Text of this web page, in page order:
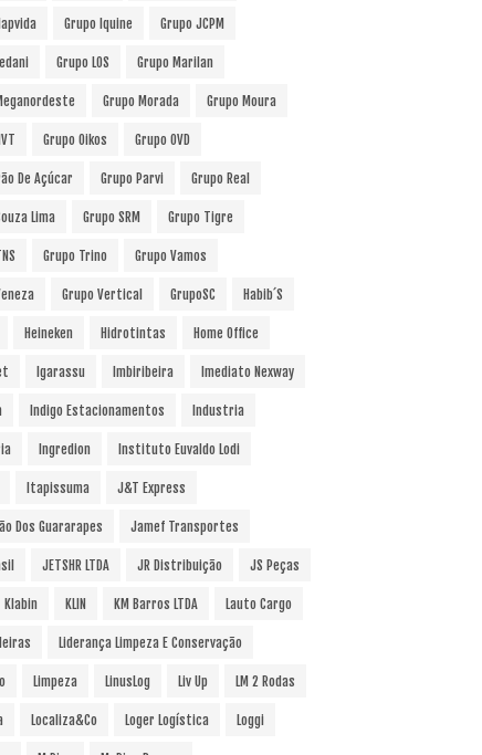
Grupo Iquine Grupo JCPM
Grupo LOS Grupo Marilan
Grupo Morada Grupo Moura
Grupo Oikos Grupo OVD
De Açúcar Grupo Parvi Grupo Real
Lima Grupo SRM Grupo Tigre
Grupo Trino Grupo Vamos
Grupo Vertical GrupoSC Habib´s
Heineken Hidrotintas Home Office
Igarassu Imbiribeira Imediato Nexway
Indigo Estacionamentos Industria
Ingredion Instituto Euvaldo Lodi
Itapissuma J&T Express
Dos Guararapes Jamef Transportes
JETSHR LTDA JR Distribuição JS Peças
Klabin KLIN KM Barros LTDA Lauto Cargo
Liderança Limpeza E Conservação
Limpeza LinusLog Liv Up LM 2 Rodas
Localiza&Co Loger Logística Loggi